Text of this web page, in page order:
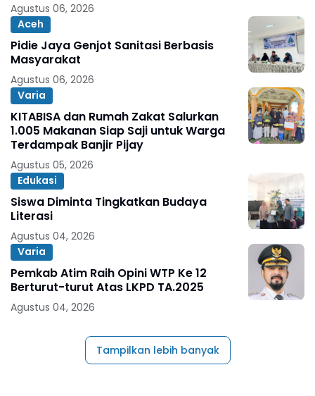
Agustus 06, 2026
Aceh
Pidie Jaya Genjot Sanitasi Berbasis
Masyarakat
Agustus 06, 2026
Varia
KITABISA dan Rumah Zakat Salurkan
1.005 Makanan Siap Saji untuk Warga
Terdampak Banjir Pijay
Agustus 05, 2026
Edukasi
Siswa Diminta Tingkatkan Budaya
Literasi
Agustus 04, 2026
Varia
Pemkab Atim Raih Opini WTP Ke 12
Berturut-turut Atas LKPD TA.2025
Agustus 04, 2026
Tampilkan lebih banyak